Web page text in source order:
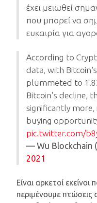
έχει μειωθεί
που μπορεί να
ευκαιρία για
According to
data, with
plummeted to
Bitcoin's decline,
significantly more,
buying
pic.twitter.com/
— Wu Blockchain
2021
Είναι αρκετοί
περιμένουμε